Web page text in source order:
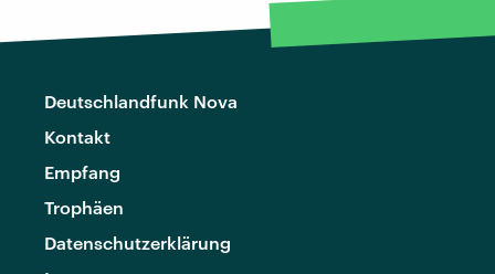
Deutschlandfunk Nova
Kontakt
Empfang
Trophäen
Datenschutzerklärung